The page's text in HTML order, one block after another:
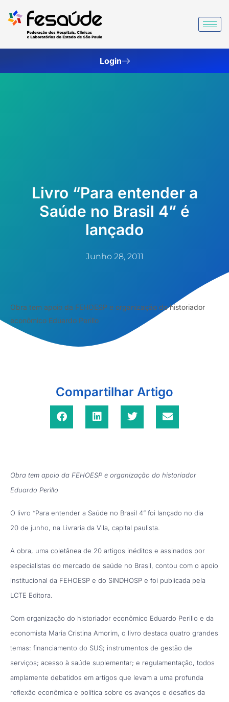
para
Login
Livro “Para entender a
Saúde no Brasil 4” é
lançado
Junho 28, 2011
Obra tem apoio da FEHOESP e organização do historiador
econômico Eduardo Perillo
Compartilhar Artigo
Obra tem apoio da FEHOESP e organização do historiador
Eduardo Perillo
O livro “Para entender a Saúde no Brasil 4” foi lançado no dia
20 de junho, na Livraria da Vila, capital paulista.
A obra, uma coletânea de 20 artigos inéditos e assinados por
especialistas do mercado de saúde no Brasil, contou com o apoio
institucional da FEHOESP e do SINDHOSP e foi publicada pela
LCTE Editora.
Com organização do historiador econômico Eduardo Perillo e da
economista Maria Cristina Amorim, o livro destaca quatro grandes
temas: financiamento do SUS; instrumentos de gestão de
serviços; acesso à saúde suplementar; e regulamentação, todos
amplamente debatidos em artigos que levam a uma profunda
reflexão econômica e política sobre os avanços e desafios da